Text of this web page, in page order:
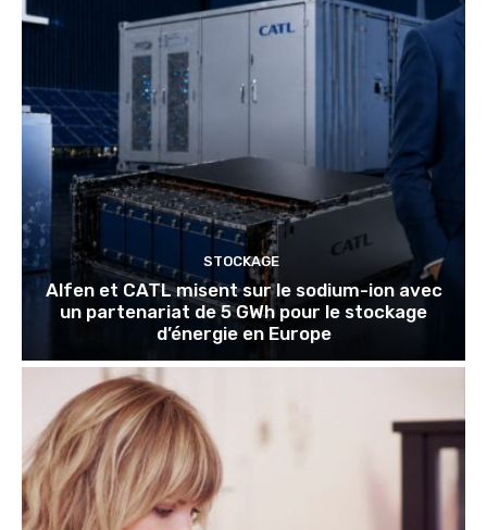
STOCKAGE
Alfen et CATL misent sur le sodium-ion avec
un partenariat de 5 GWh pour le stockage
d’énergie en Europe